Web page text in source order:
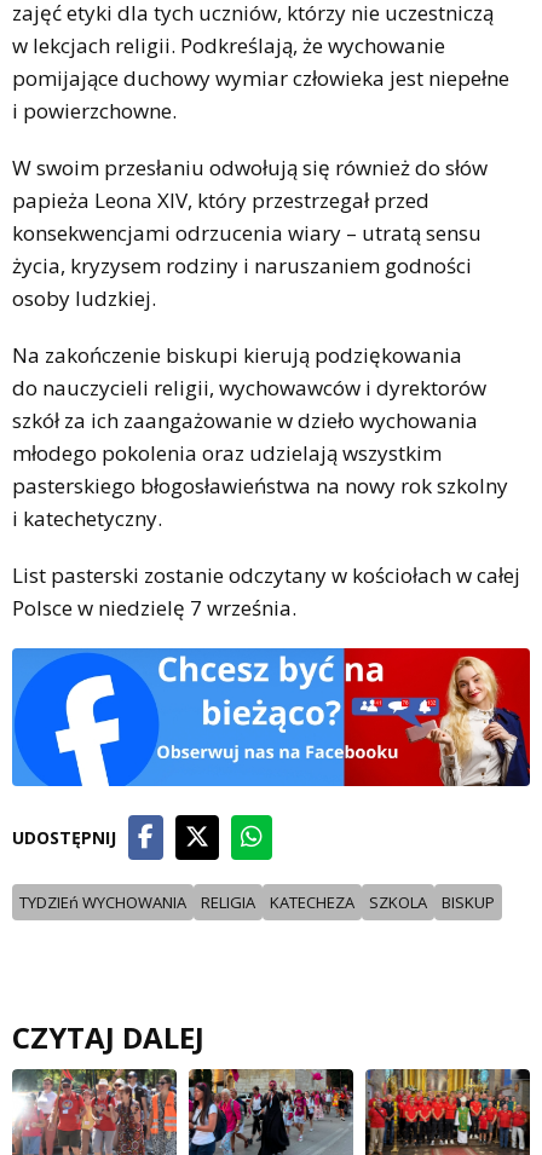
zajęć etyki dla tych uczniów, którzy nie uczestniczą
w lekcjach religii. Podkreślają, że wychowanie
pomijające duchowy wymiar człowieka jest niepełne
i powierzchowne.
W swoim przesłaniu odwołują się również do słów
papieża Leona XIV, który przestrzegał przed
konsekwencjami odrzucenia wiary – utratą sensu
życia, kryzysem rodziny i naruszaniem godności
osoby ludzkiej.
Na zakończenie biskupi kierują podziękowania
do nauczycieli religii, wychowawców i dyrektorów
szkół za ich zaangażowanie w dzieło wychowania
młodego pokolenia oraz udzielają wszystkim
pasterskiego błogosławieństwa na nowy rok szkolny
i katechetyczny.
List pasterski zostanie odczytany w kościołach w całej
Polsce w niedzielę 7 września.
UDOSTĘPNIJ
TYDZIEń WYCHOWANIA RELIGIA KATECHEZA SZKOLA BISKUP
CZYTAJ DALEJ